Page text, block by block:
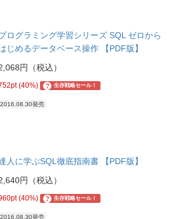
ログラミング学習シリーズ SQL ゼロから
じめるデータベース操作 【PDF版】
円（税込）
(40%) ? 生存戦略セール！
2016.08.30発売
人に学ぶSQL徹底指南書 【PDF版】
円（税込）
(40%) ? 生存戦略セール！
2016.08.30発売